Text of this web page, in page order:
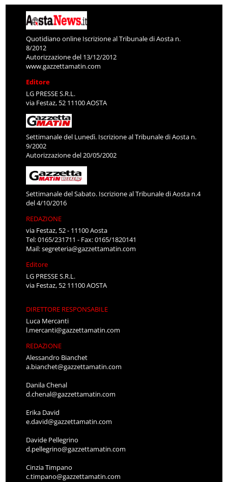
Quotidiano online Iscrizione al Tribunale di Aosta n.
8/2012
Autorizzazione del 13/12/2012
www.gazzettamatin.com
Editore
LG PRESSE S.R.L.
via Festaz, 52 11100 AOSTA
Settimanale del Lunedì. Iscrizione al Tribunale di Aosta n.
9/2002
Autorizzazione del 20/05/2002
Settimanale del Sabato. Iscrizione al Tribunale di Aosta n.4
del 4/10/2016
REDAZIONE
via Festaz, 52 - 11100 Aosta
Tel: 0165/231711 - Fax: 0165/1820141
Mail:segreteria@gazzettamatin.com
Editore
LG PRESSE S.R.L.
via Festaz, 52 11100 AOSTA
DIRETTORE RESPONSABILE
Luca Mercanti
l.mercanti@gazzettamatin.com
REDAZIONE
Alessandro Bianchet
a.bianchet@gazzettamatin.com
Danila Chenal
d.chenal@gazzettamatin.com
Erika David
e.david@gazzettamatin.com
Davide Pellegrino
d.pellegrino@gazzettamatin.com
Cinzia Timpano
c.timpano@gazzettamatin.com